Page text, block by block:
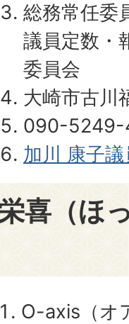
総務常任委
議員定数・
委員会
大崎市古川
090-
加川 康子
喜（ほ
O-axis（オ